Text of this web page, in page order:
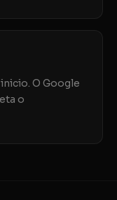
O Google
o